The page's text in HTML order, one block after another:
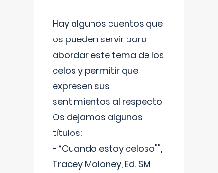
Hay algunos cuentos que
os pueden servir para
abordar este tema de los
celos y permitir que
expresen sus
sentimientos al respecto.
Os dejamos algunos
títulos:
- “Cuando estoy celoso"",
Tracey Moloney, Ed. SM